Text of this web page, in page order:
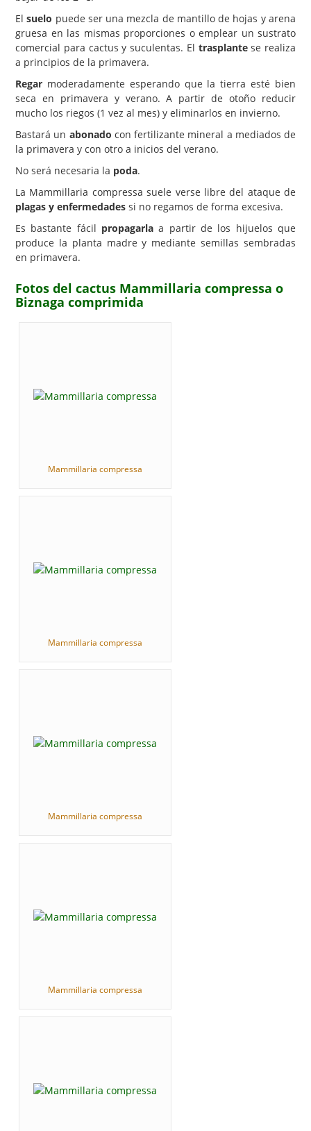
Elsuelo puede ser una mezcla de mantillo de hojas y arena
gruesa en las mismas proporciones o emplear un sustrato
comercial para cactus y suculentas. El trasplantese realiza
a principios de la primavera.
Regar moderadamente esperando que la tierra esté bien
seca en primavera y verano. A partir de otoño reducir
mucho los riegos (1 vez al mes) y eliminarlos en invierno.
Bastará un abonado con fertilizante mineral a mediados de
la primavera y con otro a inicios del verano.
No será necesaria la poda.
La Mammillaria compressa suele verse libre del ataque de
plagas y enfermedades si no regamos de forma excesiva.
Es bastante fácil propagarla a partir de los hijuelos que
produce la planta madre y mediante semillas sembradas
en primavera.
Fotos del cactus Mammillaria compressa o
Biznaga comprimida
Mammillaria compressa
Mammillaria compressa
Mammillaria compressa
Mammillaria compressa